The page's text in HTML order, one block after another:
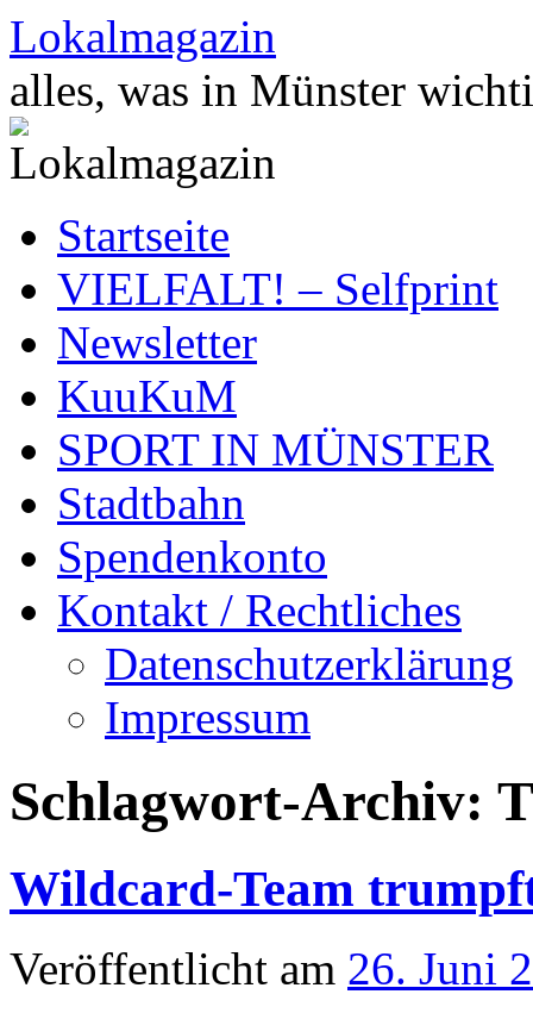
Zum
Inhalt
springen
Lokalmagazin
alles, was in Münster
Startseite
VIELFALT! – Selfprint
Newsletter
KuuKuM
SPORT IN MÜNSTER
Stadtbahn
Spendenkonto
Kontakt / Rechtliches
Datenschutzerklärung
Impressum
Schlagwort-Archiv:
Wildcard-Team
Veröffentlicht am 26. Juni